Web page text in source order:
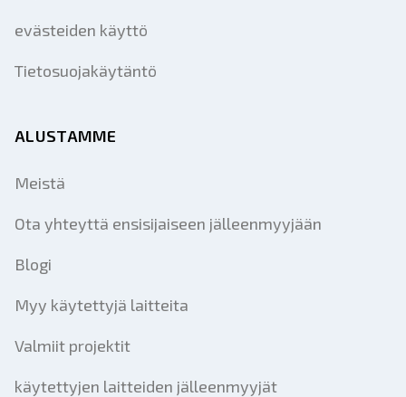
evästeiden käyttö
Tietosuojakäytäntö
ALUSTAMME
Meistä
Ota yhteyttä ensisijaiseen jälleenmyyjään
Blogi
Myy käytettyjä laitteita
Valmiit projektit
käytettyjen laitteiden jälleenmyyjät